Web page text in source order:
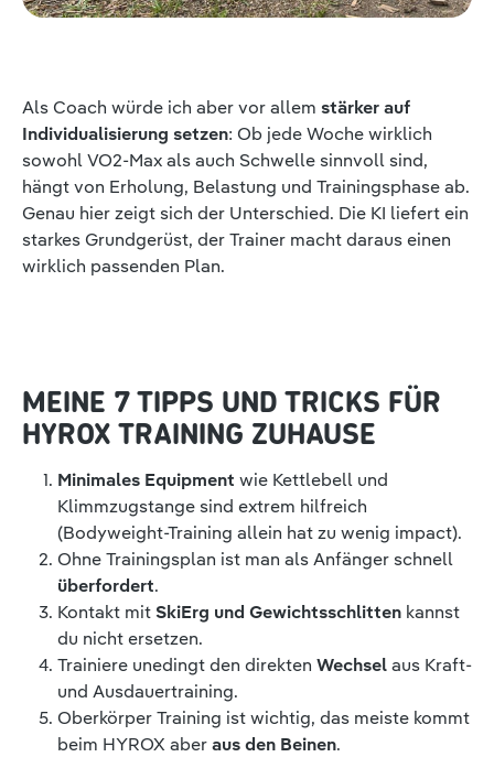
Als Coach würde ich aber vor allem stärker auf
Individualisierung setzen: Ob jede Woche wirklich
sowohl VO2-Max als auch Schwelle sinnvoll sind,
hängt von Erholung, Belastung und Trainingsphase ab.
Genau hier zeigt sich der Unterschied. Die KI liefert ein
starkes Grundgerüst, der Trainer macht daraus einen
wirklich passenden Plan.
MEINE 7 TIPPS UND TRICKS FÜR
HYROX TRAINING ZUHAUSE
Minimales Equipment wie Kettlebell und
Klimmzugstange sind extrem hilfreich
(Bodyweight-Training allein hat zu wenig impact).
Ohne Trainingsplan ist man als Anfänger schnell
überfordert.
Kontakt mitSkiErg und Gewichtsschlitten kannst
du nicht ersetzen.
Trainiere unedingt den direkten Wechselaus Kraft-
und Ausdauertraining.
Oberkörper Training ist wichtig, das meiste kommt
beim HYROX aberaus den Beinen.